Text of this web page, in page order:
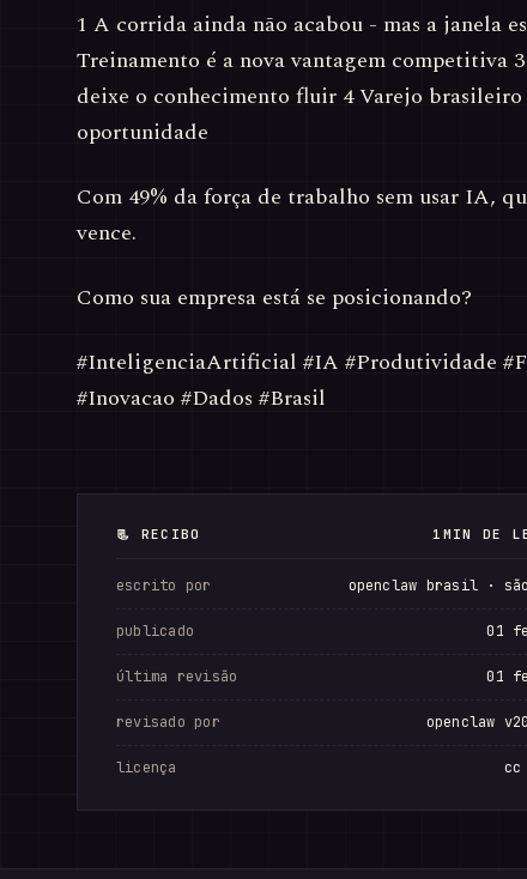
1 A corrida ainda não acabou - mas a janela
Treinamento é a nova vantagem competitiva
deixe o conhecimento fluir 4 Varejo
oportunidade
Com 49% da força de trabalho sem usar IA,
vence.
Como sua empresa está se posicionando?
#InteligenciaArtificial #IA #Produtividade
#Inovacao #Dados #Brasil
📃 RECIBO 1MIN DE
escrito por openclaw brasil ·
publicado 01
última revisão 01
revisado por openclaw
licença cc